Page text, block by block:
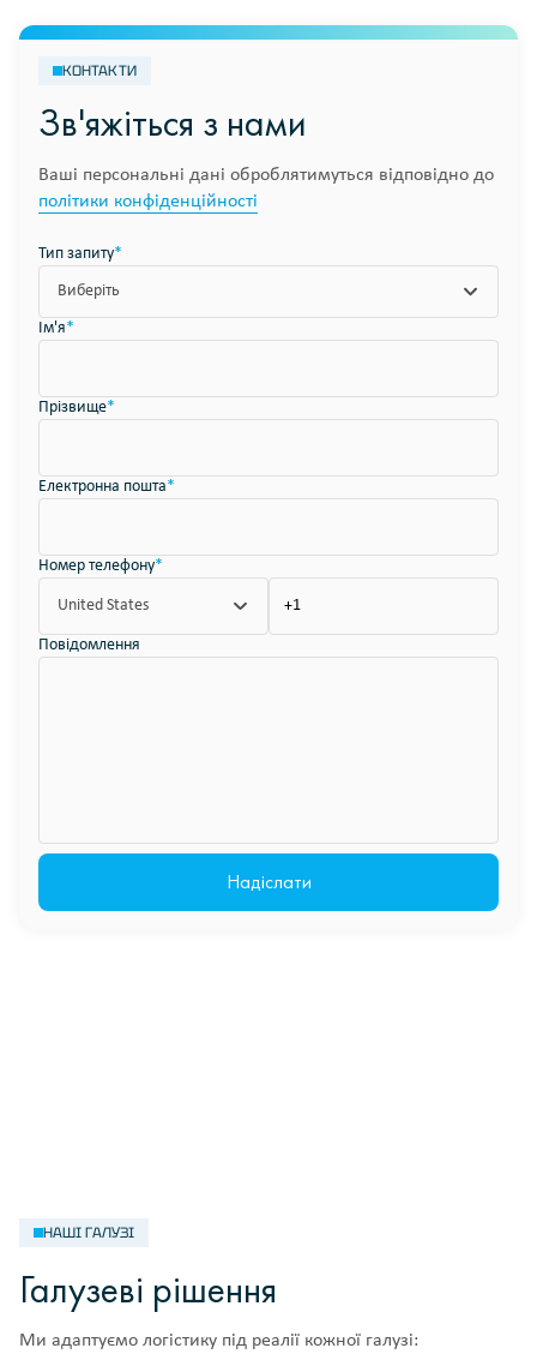
КОНТАКТИ
Зв'яжіться з нами
Ваші персональні дані оброблятимуться відповідно до
політики конфіденційності
Тип запиту*
Виберіть
Ім'я*
Прізвище*
Електронна пошта*
Номер телефону*
United States
Повідомлення
НАШІ ГАЛУЗІ
Галузеві рішення
Ми адаптуємо логістику під реалії кожної галузі: